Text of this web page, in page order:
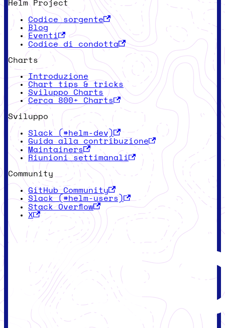
Helm Project
Codice sorgente
Blog
Eventi
Codice di condotta
Charts
Introduzione
Chart tips & tricks
Sviluppo Charts
Cerca 800+ Charts
Sviluppo
Slack (#helm-dev)
Guida alla contribuzione
Maintainers
Riunioni settimanali
Community
GitHub Community
Slack (#helm-users)
Stack Overflow
X